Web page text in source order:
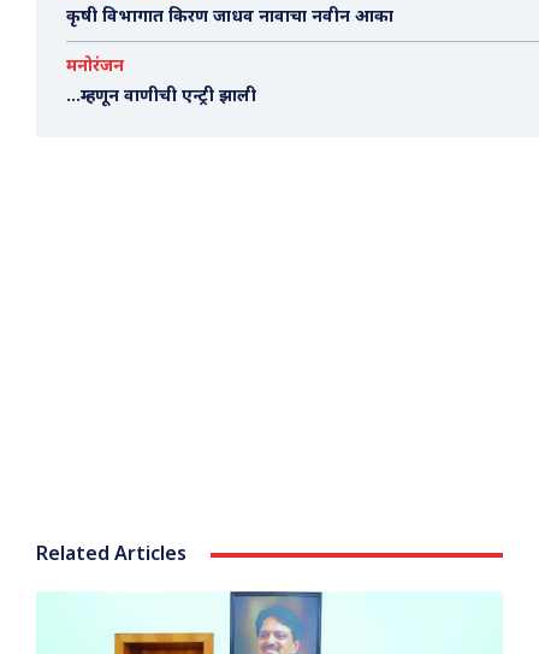
कृषी विभागात किरण जाधव नावाचा नवीन आका
मनोरंजन
…म्हणून वाणीची एन्ट्री झाली
Related Articles